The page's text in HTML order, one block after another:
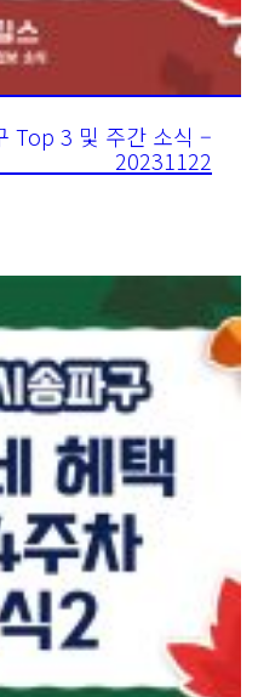
Top 3 및 주간 소식 –
20231122